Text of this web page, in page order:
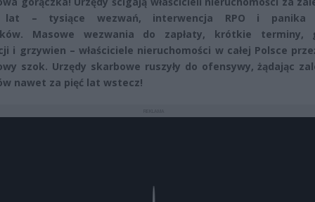
lat – tysiące wezwań, interwencja RPO i panika
Masowe wezwania do zapłaty, krótkie terminy,
i grzywien – właściciele nieruchomości w całej Polsce
szok. Urzędy skarbowe ruszyły do ofensywy, żądając
nawet za pięć lat wstecz!